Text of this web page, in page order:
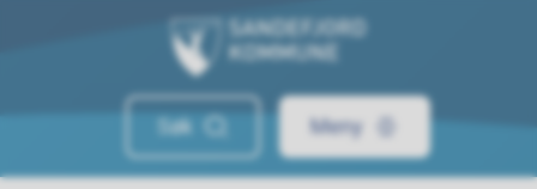
Sandefjord kommune
Søk Meny